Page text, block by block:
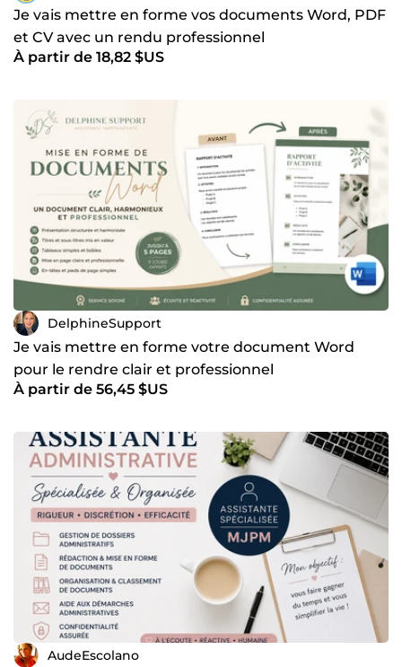
Je vais mettre en forme vos documents Word, PDF
et CV avec un rendu professionnel
À partir de 18,82 $US
DelphineSupport
Je vais mettre en forme votre document Word
pour le rendre clair et professionnel
À partir de 56,45 $US
AudeEscolano